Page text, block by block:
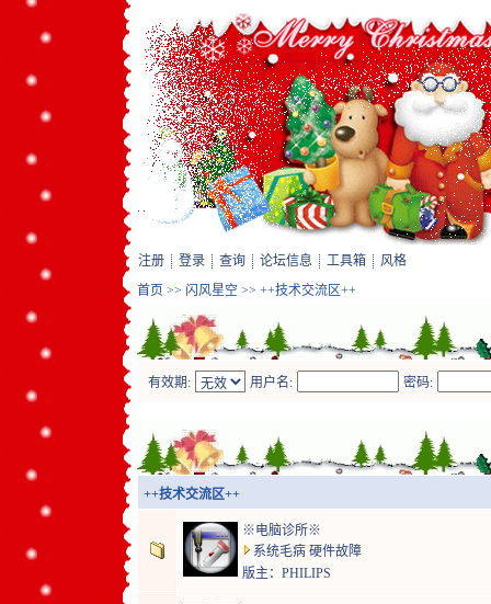
注册 登录 查询 论坛信息 工具箱
风格
首页 >> 闪风星空 >> ++技术交流区++
有效期: 用户名: 密码:
++技术交流区++
※电脑诊所※
系统毛病 硬件故障
版主： PHILIPS